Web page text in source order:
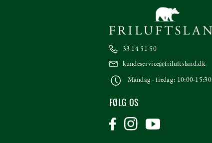
33 14 51 50
kundeservice@friluftsland.dk
Mandag - fredag: 10:00-15:30
FØLG OS